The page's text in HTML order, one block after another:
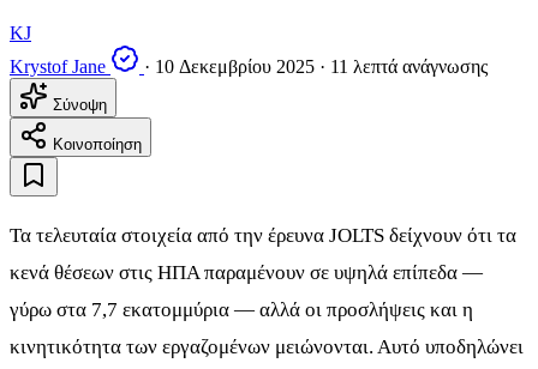
KJ
Krystof Jane
· 10 Δεκεμβρίου 2025 · 11 λεπτά ανάγνωσης
Σύνοψη
Κοινοποίηση
Τα τελευταία στοιχεία από την έρευνα JOLTS δείχνουν ότι τα
κενά θέσεων στις ΗΠΑ παραμένουν σε υψηλά επίπεδα —
γύρω στα 7,7 εκατομμύρια — αλλά οι προσλήψεις και η
κινητικότητα των εργαζομένων μειώνονται. Αυτό υποδηλώνει